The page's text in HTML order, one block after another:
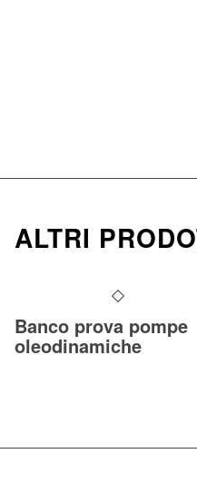
ALTRI
Banco prova pompe
oleodinamiche